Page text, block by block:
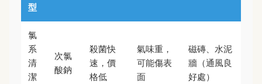
型
氯
系
清
潔
次氯
酸鈉
殺菌快
速，價
格低
氣味重，
可能傷表
面
磁磚、水泥
牆（通風良
好處）